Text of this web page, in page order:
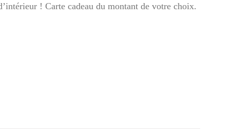
! Carte cadeau du montant de votre choix.